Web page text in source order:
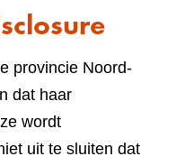
provincie Noord-
dat haar
wordt
uit te sluiten dat